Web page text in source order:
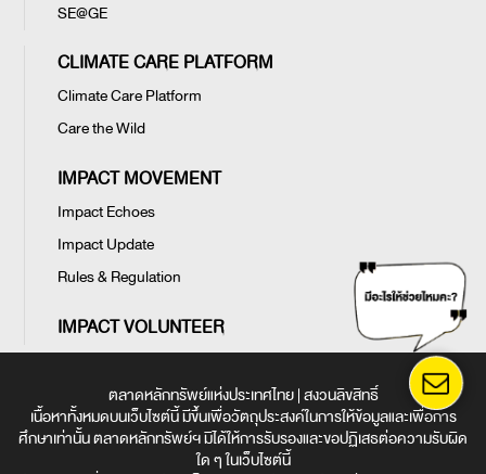
SE@GE
CLIMATE CARE PLATFORM
Climate Care Platform
Care the Wild
IMPACT MOVEMENT
Impact Echoes
Impact Update
Rules & Regulation
IMPACT VOLUNTEER
ตลาดหลักทรัพย์แห่งประเทศไทย | สงวนลิขสิทธิ์
เนื้อหาทั้งหมดบนเว็บไซต์นี้ มีขึ้นเพื่อวัตถุประสงค์ในการให้ข้อมูลและเพื่อการ
ศึกษาเท่านั้น ตลาดหลักทรัพย์ฯ มิได้ให้การรับรองและขอปฏิเสธต่อความรับผิด
ใด ๆ ในเว็บไซต์นี้